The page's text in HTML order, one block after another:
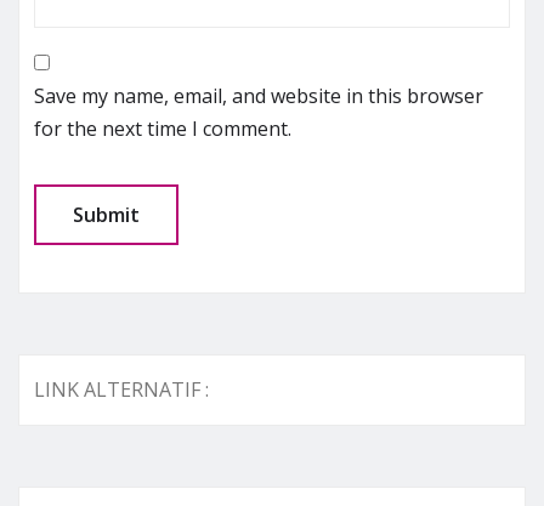
Save my name, email, and website in this browser
for the next time I comment.
LINK ALTERNATIF :